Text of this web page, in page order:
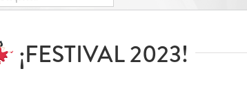
​ ¡FESTIVAL 2023!